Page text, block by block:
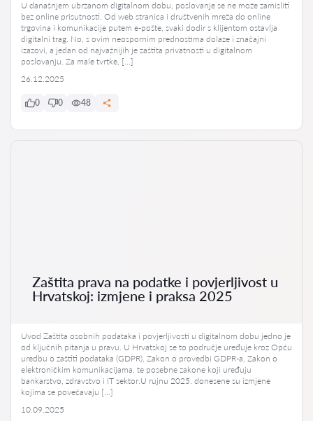
U današnjem ubrzanom digitalnom dobu, poslovanje se ne može zamisliti
bez online prisutnosti. Od web stranica i društvenih mreža do online
trgovina i komunikacije putem e-pošte, svaki dodir s klijentom ostavlja
digitalni trag. No, s ovim neospornim prednostima dolaze i značajni
izazovi, a jedan od najvažnijih je zaštita privatnosti u digitalnom
poslovanju. Za male tvrtke, […]
26.12.2025
0 0 48
Zaštita prava na podatke i povjerljivost u
Hrvatskoj: izmjene i praksa 2025
Uvod Zaštita osobnih podataka i povjerljivosti u digitalnom dobu jedno je
od ključnih pitanja u pravu. U Hrvatskoj se to područje uređuje kroz Opću
uredbu o zaštiti podataka (GDPR), Zakon o provedbi GDPR-a, Zakon o
elektroničkim komunikacijama, te posebne zakone koji uređuju
bankarstvo, zdravstvo i IT sektor.U rujnu 2025. donesene su izmjene
kojima se povećavaju […]
10.09.2025